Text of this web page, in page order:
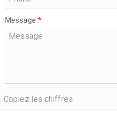
Message *